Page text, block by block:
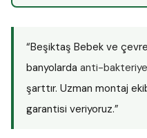
“Beşiktaş Bebek ve
banyolarda anti-
şarttır. Uzman montaj
garantisi veriyoruz.”